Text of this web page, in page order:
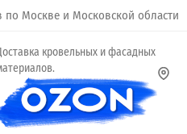
по Москве и Московской области
кровельных и фасадных